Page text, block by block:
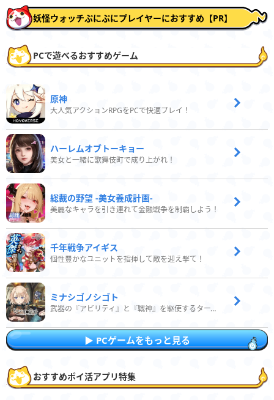
妖怪ウォッチぷにぷにプレイヤーにおすすめ【PR】
PCで遊べるおすすめゲーム
原神
大人気アクションRPGをPCで快適プレイ！
ハーレムオブトーキョー
美女と一緒に歌舞伎町で成り上がれ！
総裁の野望 -美女養成計画-
美麗なキャラを引き連れて金融戦争を制覇しよう！
千年戦争アイギス
個性豊かなユニットを指揮して敵を迎え撃て！
ミナシゴノシゴト
武器の『アビリティ』と『戦神』を駆使するターン制コマンドバトルRPG！
PCゲームをもっと見る
おすすめポイ活アプリ特集